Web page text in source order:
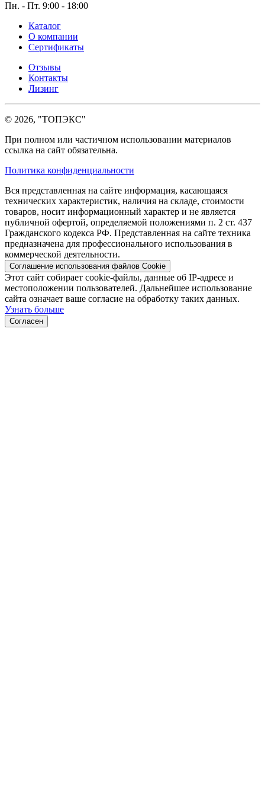
Пн. - Пт. 9:00 - 18:00
Каталог
О компании
Сертификаты
Отзывы
Контакты
Лизинг
© 2026, "ТОПЭКС"
При полном или частичном использовании материалов
ссылка на сайт обязательна.
Политика конфиденциальности
Вся представленная на сайте информация, касающаяся
технических характеристик, наличия на складе, стоимости
товаров, носит информационный характер и не является
публичной офертой, определяемой положениями п. 2 ст. 437
Гражданского кодекса РФ. Представленная на сайте техника
предназначена для профессионального использования в
коммерческой деятельности.
Соглашение использования файлов Cookie
Этот сайт собирает cookie-файлы, данные об IP-адресе и
местоположении пользователей. Дальнейшее использование
сайта означает ваше согласие на обработку таких данных.
Узнать больше
Согласен